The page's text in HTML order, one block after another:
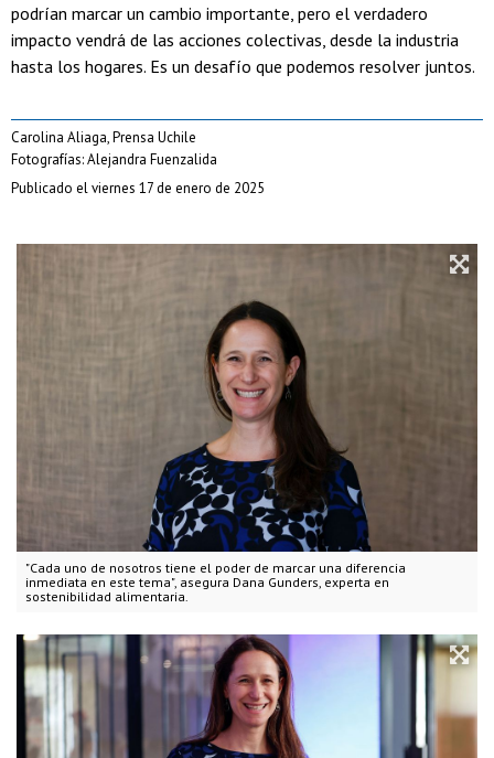
"Cada uno de nosotros tiene el poder de marcar una diferencia
inmediata en este tema", asegura Dana Gunders, experta en
sostenibilidad alimentaria.
podrían marcar un cambio importante, pero el verdadero
impacto vendrá de las acciones colectivas, desde la industria
hasta los hogares. Es un desafío que podemos resolver juntos.
Carolina Aliaga, Prensa Uchile
Fotografías: Alejandra Fuenzalida
Publicado el viernes 17 de enero de 2025